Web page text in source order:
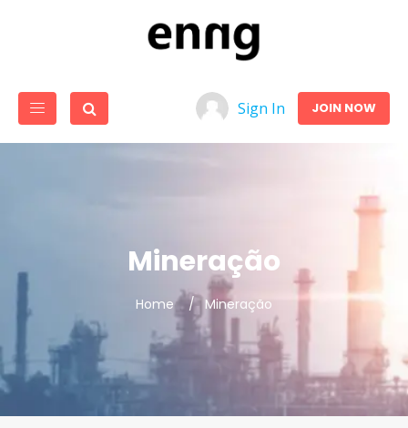
Sign In JOIN NOW
Mineração
Home Mineração